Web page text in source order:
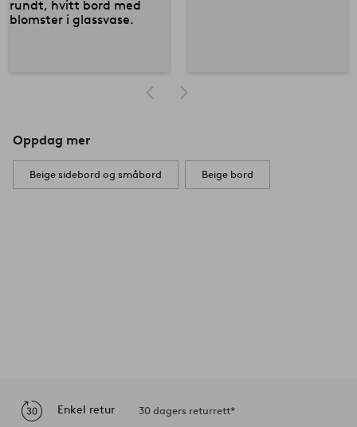
Oppdag mer
Beige sidebord og småbord Beige bord
Enkel retur 30 dagers returrett*